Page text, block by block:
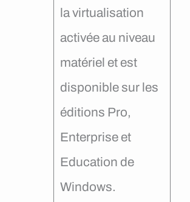
la virtualisation
activée au niveau
matériel et est
disponible sur les
éditions Pro,
Enterprise et
Education de
Windows.